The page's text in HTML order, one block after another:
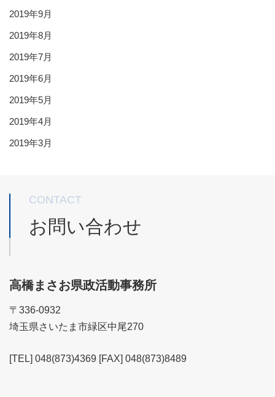
2019年9月
2019年8月
2019年7月
2019年6月
2019年5月
2019年4月
2019年3月
CONTACT
お問い合わせ
高橋まさお県政活動事務所
〒336-0932
埼玉県さいたま市緑区中尾270
[TEL] 048(873)4369 [FAX] 048(873)8489